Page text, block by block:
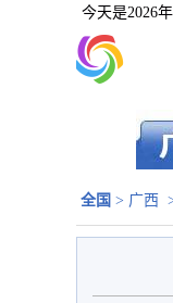
今天是2026
全国 > 广西